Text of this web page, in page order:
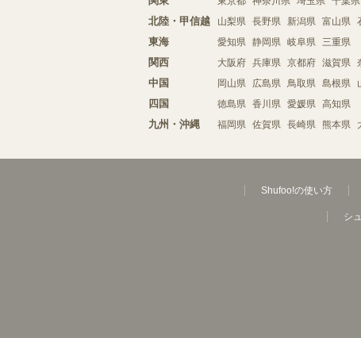
北陸・甲信越 山梨県 長野県 新潟県 富山県
東海 愛知県 静岡県 岐阜県 三重県
関西 大阪府 兵庫県 京都府 滋賀県
中国 岡山県 広島県 鳥取県 島根県
四国 徳島県 香川県 愛媛県 高知県
九州・沖縄 福岡県 佐賀県 長崎県 熊本県
Shufoo!の使い方
シ